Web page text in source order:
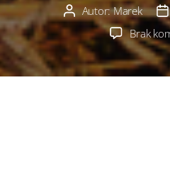
Autor
wpisu
Autor:Marek
Brak